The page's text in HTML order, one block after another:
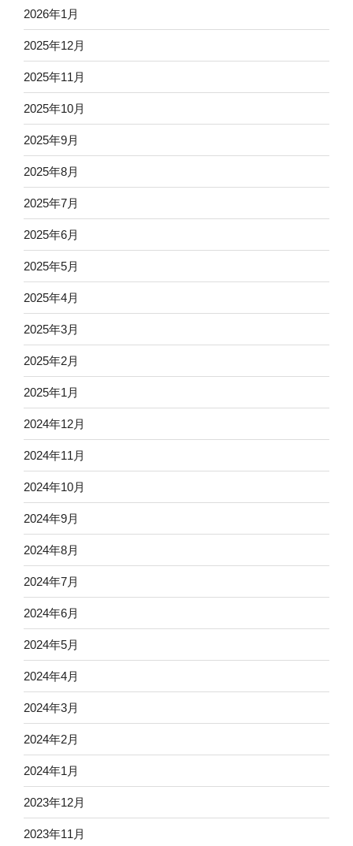
2026年1月
2025年12月
2025年11月
2025年10月
2025年9月
2025年8月
2025年7月
2025年6月
2025年5月
2025年4月
2025年3月
2025年2月
2025年1月
2024年12月
2024年11月
2024年10月
2024年9月
2024年8月
2024年7月
2024年6月
2024年5月
2024年4月
2024年3月
2024年2月
2024年1月
2023年12月
2023年11月